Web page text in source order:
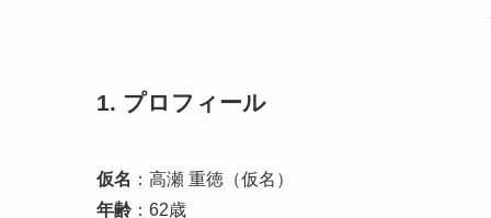
1. プロフィール
仮名 ：高瀬 重徳（仮名）
年齢 ：62歳